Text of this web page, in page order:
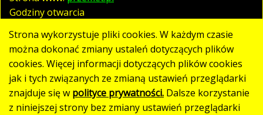
Godziny otwarcia
pn. - pt. 07:30 - 15:30
Polityka prywatności
Klauzula RODO
Deklaracja dostępności
Strona wykorzystuje pliki cookies. W każdym czasie
można dokonać zmiany ustaleń dotyczących plików
cookies. Więcej informacji dotyczących plików cookies
jak i tych związanych ze zmianą ustawień przeglądarki
znajduje się w polityce prywatności. Dalsze korzystanie
z niniejszej strony bez zmiany ustawień przeglądarki